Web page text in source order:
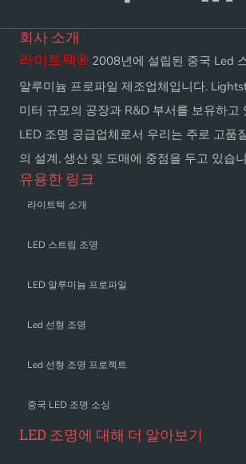
회사 소개
라이트텍® 2008년에 설립된 중국 Led
알루미늄 프로파일 제조업체입니다.
미터 규모의 공장과 R&D 부서를 보유하고
LED 조명 공급업체로서 우리는 주로 고품
의 설계, 생산 및 도매에 중점을 두고 있습
유용한 링크
라이트텍 소개
LED 스트립 조명
LED 알루미늄 프로파일
Led 선형 조명
Led 선형 조명 프로젝트
중국 LED 조명 소싱
LED 조명에 대해 더 알아보기